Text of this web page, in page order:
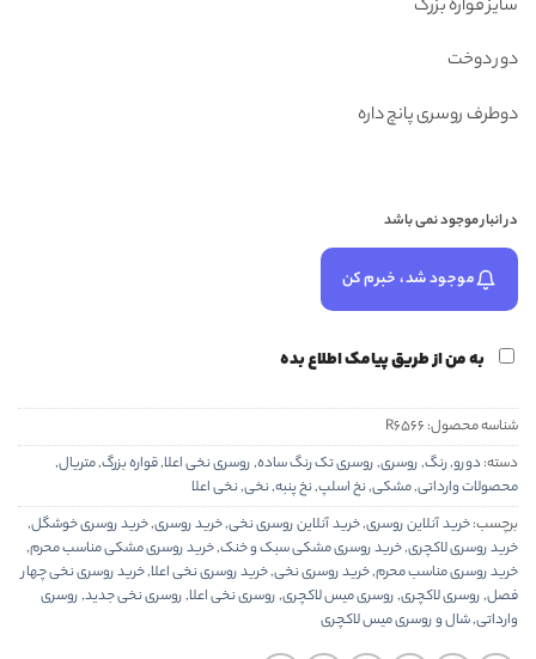
سایز قواره بزرگ
دور دوخت
دوطرف روسری پانچ داره
در انبار موجود نمی باشد
موجود شد، خبرم کن
به من از طریق پیامک اطلاع بده
شناسه محصول: R6566
دسته: دورو,رنگ,روسری,روسری تک رنگ ساده,روسری نخی اعلا,قواره بزرگ,متریال,
محصولات وارداتی,مشکی,نخ اسلپ,نخ پنبه,نخی,نخی اعلا
برچسب:خرید آنلاین روسری,خرید آنلاین روسری نخی,خرید روسری,خرید روسری خوشگل,
خرید روسری لاکچری,خرید روسری مشکی سبک و خنک,خرید روسری مشکی مناسب محرم,
خرید روسری مناسب محرم,خرید روسری نخی,خرید روسری نخی اعلا,خرید روسری نخی چهار
فصل,روسری لاکچری,روسری میس لاکچری,روسری نخی اعلا,روسری نخی جدید,روسری
وارداتی,شال و روسری میس لاکچری